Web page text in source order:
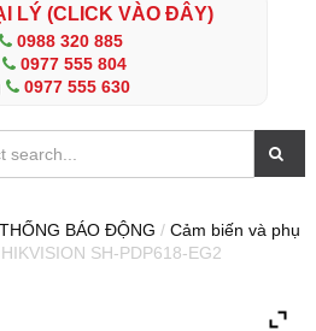
LÝ (CLICK VÀO ĐÂY)
0988 320 885
0977 555 804
0977 555 630
BÁO ĐỘNG / Cảm biến và phụ
SH-PDP618-EG2